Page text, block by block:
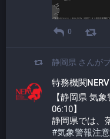
0
静岡県 さんが
特務機関NERV
【静岡県 気
06:10】
静岡県では、
#気象警報注